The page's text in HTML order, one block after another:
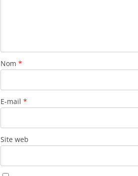
Nom *
E-mail *
Site web